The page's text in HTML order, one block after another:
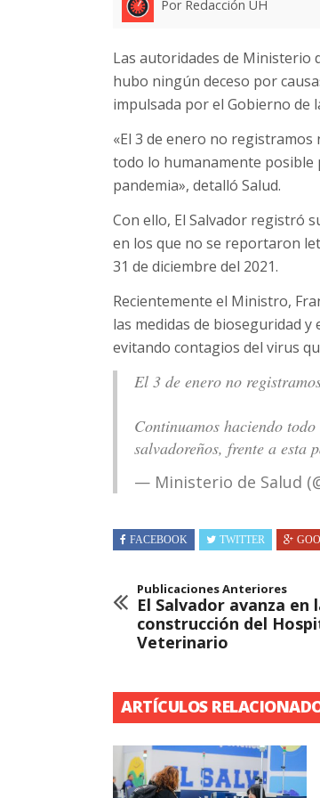
Por Redacción UH
Las autoridades de Ministerio
hubo ningún deceso por
impulsada por el Gobierno de
«El 3 de enero no registramos
todo lo humanamente posible
pandemia», detalló Salud.
Con ello, El Salvador registró
en los que no se reportaron
31 de diciembre del 2021.
Recientemente el Ministro,
las medidas de bioseguridad
evitando contagios del virus
El 3 de enero no
Continuamos haciendo
salvadoreños, frente a esta
— Ministerio de Salud
FACEBOOK TWITTER
Publicaciones Anteriores
El Salvador avanza en
construcción del
Veterinario
ARTÍCULOS